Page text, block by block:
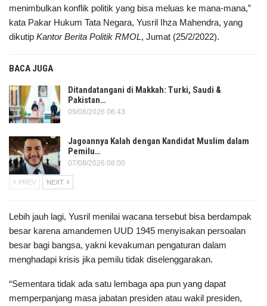
menimbulkan konflik politik yang bisa meluas ke mana-mana,”
kata Pakar Hukum Tata Negara, Yusril Ihza Mahendra, yang
dikutip Kantor Berita Politik RMOL, Jumat (25/2/2022).
BACA JUGA
Ditandatangani di Makkah: Turki, Saudi &
Pakistan…
09/08/2026 06:43
Jagoannya Kalah dengan Kandidat Muslim dalam
Pemilu…
07/08/2026 08:00
PREV NEXT
Lebih jauh lagi, Yusril menilai wacana tersebut bisa berdampak
besar karena amandemen UUD 1945 menyisakan persoalan
besar bagi bangsa, yakni kevakuman pengaturan dalam
menghadapi krisis jika pemilu tidak diselenggarakan.
“Sementara tidak ada satu lembaga apa pun yang dapat
memperpanjang masa jabatan presiden atau wakil presiden,